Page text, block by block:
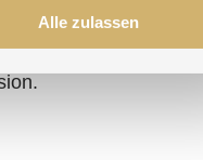
Alle zulassen